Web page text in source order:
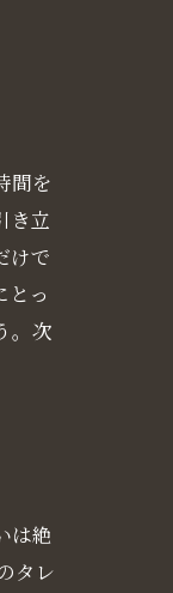
間を
き立
けで
っ
。次
は絶
タレ